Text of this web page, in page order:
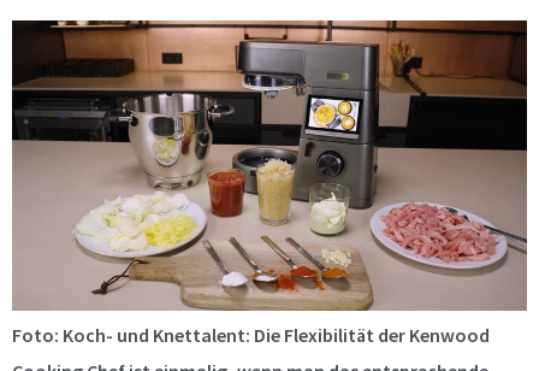
Foto: Koch- und Knettalent: Die Flexibilität der Kenwood